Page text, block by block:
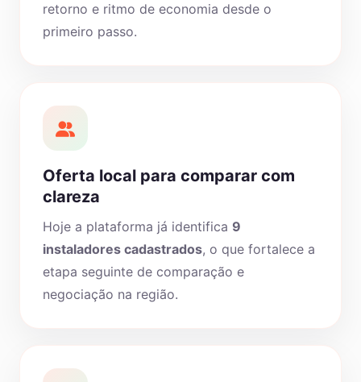
retorno e ritmo de economia desde o
primeiro passo.
Oferta local para comparar com
clareza
Hoje a plataforma já identifica 9
instaladores cadastrados, o que fortalece a
etapa seguinte de comparação e
negociação na região.